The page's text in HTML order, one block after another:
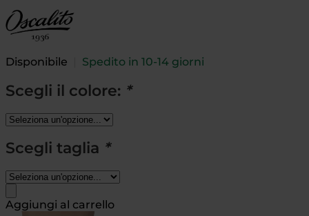
Disponibile Spedito in 10-14 giorni
Scegli il colore: *
Scegli taglia *
Aggiungi al carrello